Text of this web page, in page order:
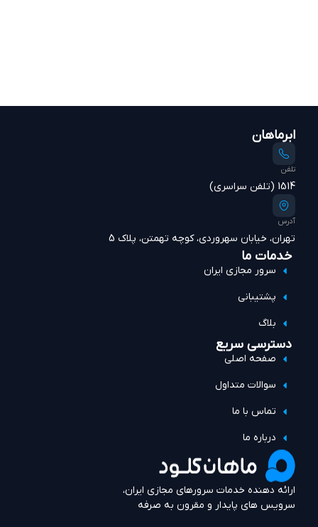
ارائه دهنده خدمات سرورهای مجازی ایران،
سرویس های پایدار و مقرون به صرفه
دسترسی سریع
صفحه اصلی
سوالات متداول
تماس با ما
درباره ما
خدمات ما
سرور مجازی ایران
پشتیبانی
بلاگ
ابرماهان
تلفن
1514 (تلفن سراسری)
آدرس
تهران، خیابان سهروردی، کوچه تهمتن، پلاک 5